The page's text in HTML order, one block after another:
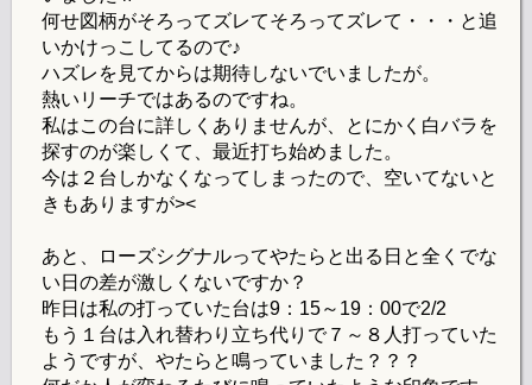
何せ図柄がそろってズレてそろってズレて・・・と追
いかけっこしてるので♪
ハズレを見てからは期待しないでいましたが。
熱いリーチではあるのですね。
私はこの台に詳しくありませんが、とにかく白バラを
探すのが楽しくて、最近打ち始めました。
今は２台しかなくなってしまったので、空いてないと
きもありますが><
あと、ローズシグナルってやたらと出る日と全くでな
い日の差が激しくないですか？
昨日は私の打っていた台は9：15～19：00で2/2
もう１台は入れ替わり立ち代りで７～８人打っていた
ようですが、やたらと鳴っていました？？？